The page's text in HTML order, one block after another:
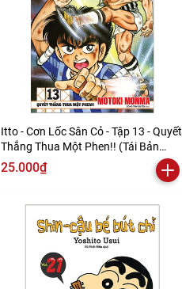
Itto - Cơn Lốc Sân Cỏ - Tập 13 - Quyết
Thắng Thua Một Phen!! (Tái Bản
2024)
25.000₫